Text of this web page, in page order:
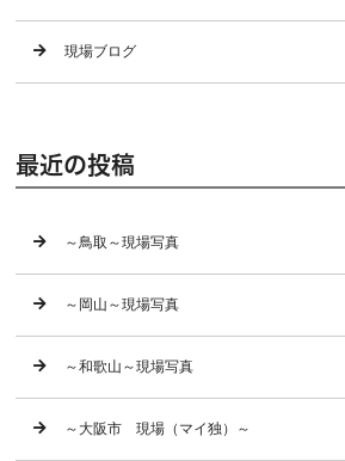
現場ブログ
最近の投稿
～鳥取～現場写真
～岡山～現場写真
～和歌山～現場写真
～大阪市 現場（マイ独）～